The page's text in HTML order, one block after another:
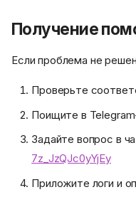
Получение
Если проблема не
Проверьте
Поищите в
Задайте вопрос в
7z_JzQJc0yYjEy
Приложите логи и